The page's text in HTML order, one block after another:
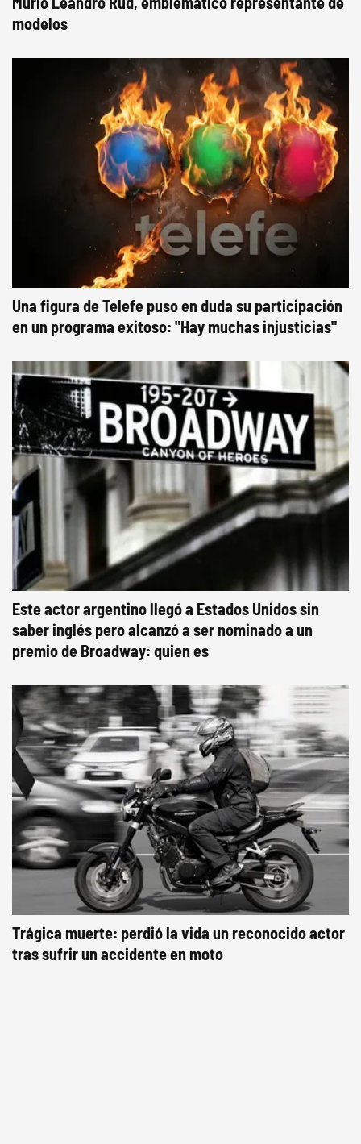
modelos
Una figura de Telefe puso en duda su participación
en un programa exitoso: "Hay muchas injusticias"
Este actor argentino llegó a Estados Unidos sin
saber inglés pero alcanzó a ser nominado a un
premio de Broadway: quien es
Trágica muerte: perdió la vida un reconocido actor
tras sufrir un accidente en moto